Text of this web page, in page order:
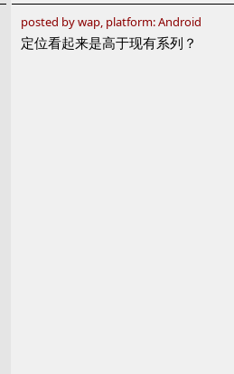
posted by wap, platform: Android
定位看起来是高于现有系列？